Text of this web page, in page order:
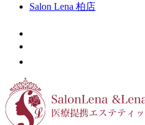
Salon Lena 柏店